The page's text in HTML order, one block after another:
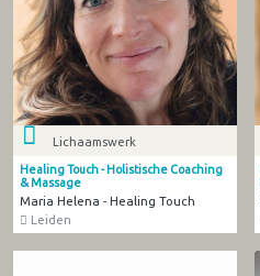
Lichaamswerk
Healing Touch - Holistische Coaching
& Massage
Maria Helena - Healing Touch
Leiden